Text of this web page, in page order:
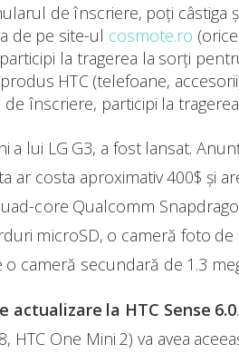
de înscriere, poți câstiga
de pe site-ul cosmote.ro
la tragerea la sorți
HTC (telefoane,
înscriere, participi la
a lui LG G3, a fost lansat.
ar costa aproximativ 400$ și
core Qualcomm
microSD, o cameră foto
cameră secundară de 1.3
actualizare la HTC Sense 6.0
HTC One Mini 2) va avea